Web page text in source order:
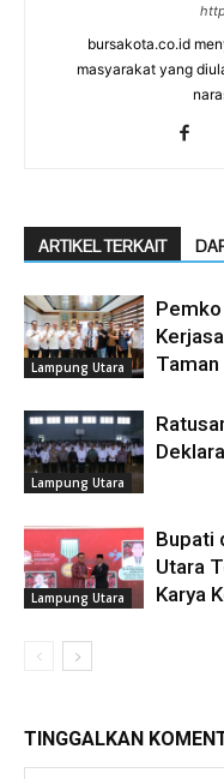
bursakota.co.id
masyarakat yang
ARTIKEL TERKAIT
Lampung Utara
Taman
Lampung Utara
Lampung Utara
Bupati
Utara
Karya
TINGGALKAN